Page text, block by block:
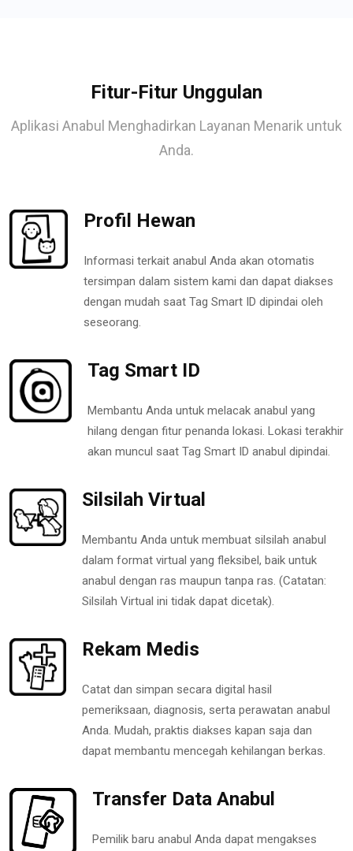
Fitur-Fitur Unggulan
Aplikasi Anabul Menghadirkan Layanan Menarik untuk
Anda.
Profil Hewan
Informasi terkait anabul Anda akan otomatis
tersimpan dalam sistem kami dan dapat diakses
dengan mudah saat Tag Smart ID dipindai oleh
seseorang.
Tag Smart ID
Membantu Anda untuk melacak anabul yang
hilang dengan fitur penanda lokasi. Lokasi terakhir
akan muncul saat Tag Smart ID anabul dipindai.
Silsilah Virtual
Membantu Anda untuk membuat silsilah anabul
dalam format virtual yang fleksibel, baik untuk
anabul dengan ras maupun tanpa ras. (Catatan:
Silsilah Virtual ini tidak dapat dicetak).
Rekam Medis
Catat dan simpan secara digital hasil
pemeriksaan, diagnosis, serta perawatan anabul
Anda. Mudah, praktis diakses kapan saja dan
dapat membantu mencegah kehilangan berkas.
Transfer Data Anabul
Pemilik baru anabul Anda dapat mengakses